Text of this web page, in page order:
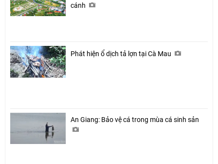
cánh
Phát hiện ổ dịch tả lợn tại Cà Mau
An Giang: Bảo vệ cá trong mùa cá sinh sản